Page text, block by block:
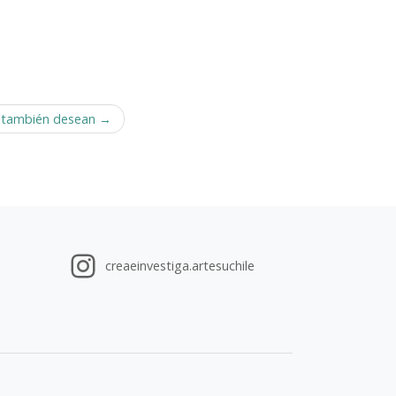
desean
creaeinvestiga.artesuchile